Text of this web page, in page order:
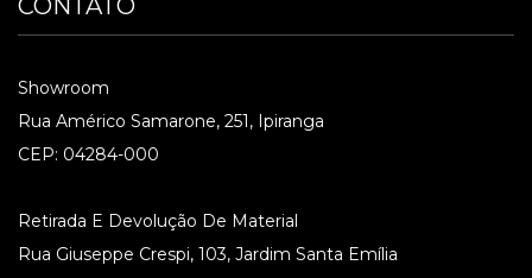
CONTATO
Showroom
Rua Américo Samarone, 251, Ipiranga
CEP: 04284-000
Retirada E Devolução De Material
Rua Giuseppe Crespi, 103, Jardim Santa Emília